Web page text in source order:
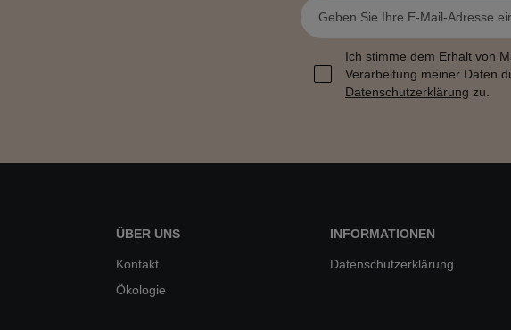
Ich stimme dem Erhalt von
Verarbeitung meiner Daten
Datenschutzerklärung zu.
ÜBER UNS
Kontakt
Ökologie
INFORMATIONEN
Datenschutzerklärung